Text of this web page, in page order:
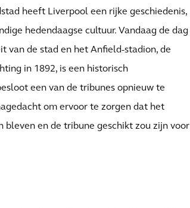
heeft Liverpool een rijke geschiedenis,
hedendaagse cultuur. Vandaag de dag
van de stad en het Anfield-stadion, de
in 1892, is een historisch
een van de tribunes opnieuw te
om ervoor te zorgen dat het
bleven en de tribune geschikt zou zijn voor